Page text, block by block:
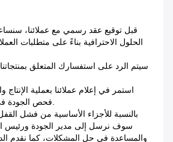
الحلول الاحترافية بناءً على متطلبات
فحص الجودة في المصنع إذا لزم الأمر.
سوف نرسل إلى مدير الجودة ورئيس
والمساعدة في حل المشكلات، كما نقدم